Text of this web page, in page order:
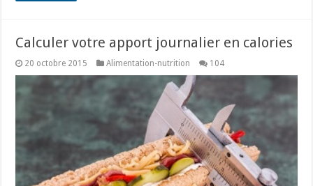
Calculer votre apport journalier en calories
20 octobre 2015 Alimentation-nutrition 104